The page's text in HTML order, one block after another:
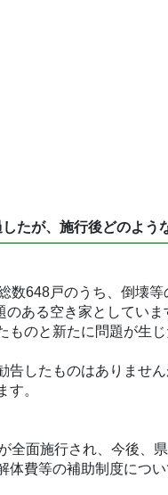
たが、施行後どのよう
648戸のうち、倒壊
ある空き家としていま
のと新たに問題が生
したものはありませ
す。
全面施行され、今後、
費等の補助制度につ